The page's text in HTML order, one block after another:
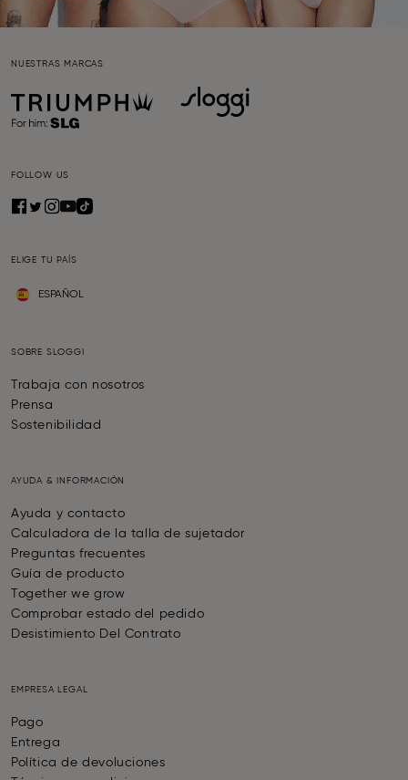
NUESTRAS MARCAS
FOLLOW US
ELIGE TU PAÍS
ESPAÑOL
SOBRE SLOGGI
Trabaja con nosotros
Prensa
Sostenibilidad
AYUDA & INFORMACIÓN
Ayuda y contacto
Calculadora de la talla de sujetador
Preguntas frecuentes
Guía de producto
Together we grow
Comprobar estado del pedido
Desistimiento Del Contrato
EMPRESA LEGAL
Pago
Entrega
Política de devoluciones